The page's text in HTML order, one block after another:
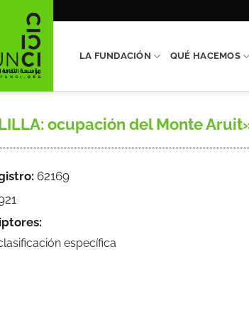
LA FUNDACIÓN QUÉ HACEMOS
ocupación del Monte
62169
específica